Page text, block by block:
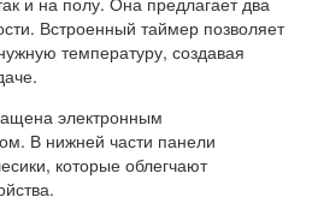
Встроенный таймер позволяет
температуру, создавая
электронным
В нижней части панели
которые облегчают